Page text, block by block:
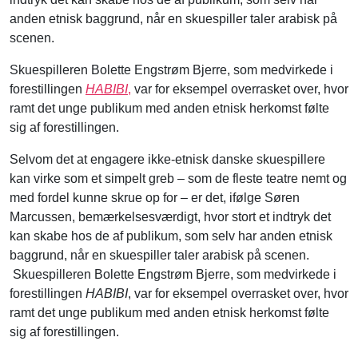
anden etnisk baggrund, når en skuespiller taler arabisk på
scenen.
Skuespilleren Bolette Engstrøm Bjerre, som medvirkede i
forestillingen HABIBI, var for eksempel overrasket over, hvor
ramt det unge publikum med anden etnisk herkomst følte
sig af forestillingen.
Selvom det at engagere ikke-etnisk danske skuespillere
kan virke som et simpelt greb – som de fleste teatre nemt og
med fordel kunne skrue op for – er det, ifølge Søren
Marcussen, bemærkelsesværdigt, hvor stort et indtryk det
kan skabe hos de af publikum, som selv har anden etnisk
baggrund, når en skuespiller taler arabisk på scenen.
Skuespilleren Bolette Engstrøm Bjerre, som medvirkede i
forestillingen HABIBI, var for eksempel overrasket over, hvor
ramt det unge publikum med anden etnisk herkomst følte
sig af forestillingen.